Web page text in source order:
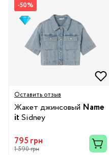
-50%
Оставить отзыв
Жакет джинсовый Name
it Sidney
795 грн
1 590 грн